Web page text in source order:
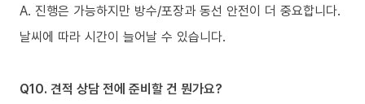
A. 진행은 가능하지만 방수/포장과 동선 안전이 더 중요합니다.
날씨에 따라 시간이 늘어날 수 있습니다.
Q10. 견적 상담 전에 준비할 건 뭔가요?